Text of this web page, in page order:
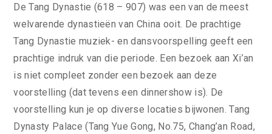
De Tang Dynastie (618 – 907) was een van de meest
welvarende dynastieën van China ooit. De prachtige
Tang Dynastie muziek- en dansvoorspelling geeft een
prachtige indruk van die periode. Een bezoek aan Xi’an
is niet compleet zonder een bezoek aan deze
voorstelling (dat tevens een dinnershow is). De
voorstelling kun je op diverse locaties bijwonen. Tang
Dynasty Palace (Tang Yue Gong, No.75, Chang’an Road,